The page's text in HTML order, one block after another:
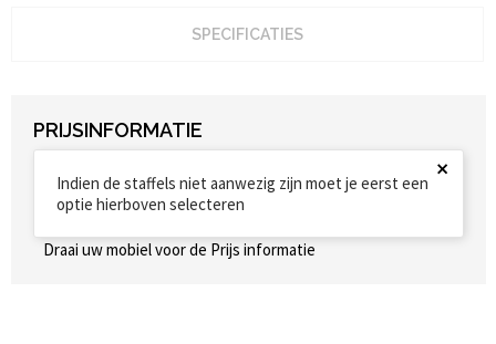
SPECIFICATIES
PRIJSINFORMATIE
Indien de staffels niet aanwezig zijn moet je eerst een
optie hierboven selecteren
×
Draai uw mobiel voor de Prijs informatie